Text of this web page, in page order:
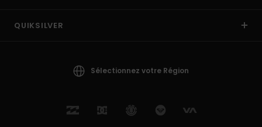
QUIKSILVER
Sélectionnez votre Région